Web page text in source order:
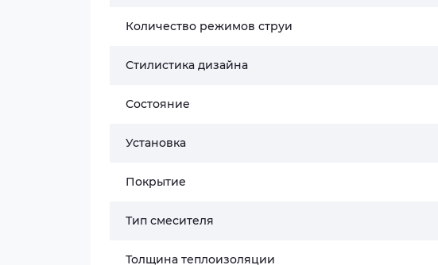
Количество режимов струи
Стилистика дизайна
Состояние
Установка
Покрытие
Тип смесителя
Толщина теплоизоляции